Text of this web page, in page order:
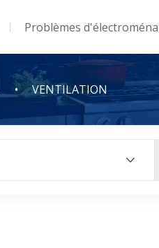
Problèmes
VENTILATION